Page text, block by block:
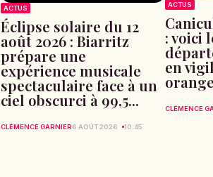
ACTUS
Éclipse solaire du 12
août 2026 : Biarritz
prépare une
expérience musicale
spectaculaire face à un
ciel obscurci à 99,5...
CLÉMENCE GARNIER6 AOÛT 2026 10:45
ACTUS
: voici
en
orange
CLÉMENCE